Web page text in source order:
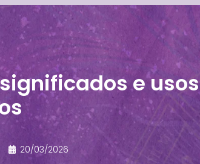
e usos
20/03/2026